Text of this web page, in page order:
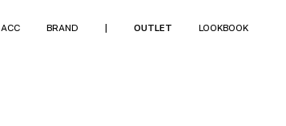
ACC BRAND OUTLET LOOKBOOK